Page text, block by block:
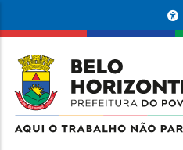
conteúdo
principal
da
Prefeitura
de